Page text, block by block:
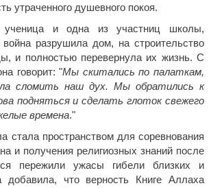
утраченного душевного покоя.
ученица и одна из участниц школы,
война разрушила дом, на строительство
и полностью перевернула их жизнь. С
говорит: "Мы скитались по палаткам,
сломить наш дух. Мы обратились к
подняться и сделать глоток свежего
времена."
стала пространством для соревнования
и получения религиозных знаний после
пережили ужасы гибели близких и
добавила, что верность Книге Аллаха